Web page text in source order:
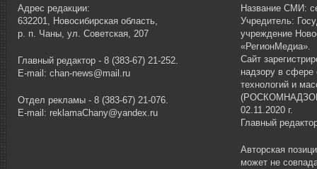
Адрес редакции:
632201, Новосибирская область,
р. п. Чаны, ул. Советская, 207
Главный редактор - 8 (383-67) 21-252.
E-mail: chan-news@mail.ru
Отдел рекламы - 8 (383-67) 21-076.
E-mail: reklamaChany@yandex.ru
Название СМИ:
Учредитель:
учреждение
«РегионМедиа».
Сайт
надзору в
технологий и
02.11.2020 г.
Главный
Авторская
может не